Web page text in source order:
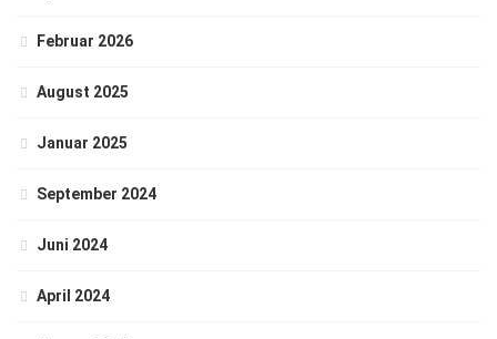
Februar 2026
August 2025
Januar 2025
September 2024
Juni 2024
April 2024